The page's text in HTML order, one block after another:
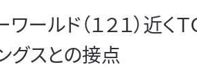
ルド（１２１）近く
グスとの接点